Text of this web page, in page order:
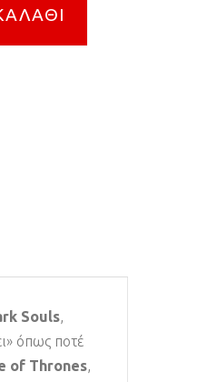
Souls,
όπως ποτέ
of Thrones,